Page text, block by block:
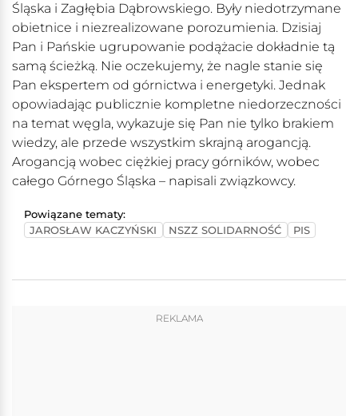
Śląska i Zagłębia Dąbrowskiego. Były niedotrzymane
obietnice i niezrealizowane porozumienia. Dzisiaj
Pan i Pańskie ugrupowanie podążacie dokładnie tą
samą ścieżką. Nie oczekujemy, że nagle stanie się
Pan ekspertem od górnictwa i energetyki. Jednak
opowiadając publicznie kompletne niedorzeczności
na temat węgla, wykazuje się Pan nie tylko brakiem
wiedzy, ale przede wszystkim skrajną arogancją.
Arogancją wobec ciężkiej pracy górników, wobec
całego Górnego Śląska – napisali związkowcy.
Powiązane tematy:
JAROSŁAW KACZYŃSKI
NSZZ SOLIDARNOŚĆ PIS
REKLAMA